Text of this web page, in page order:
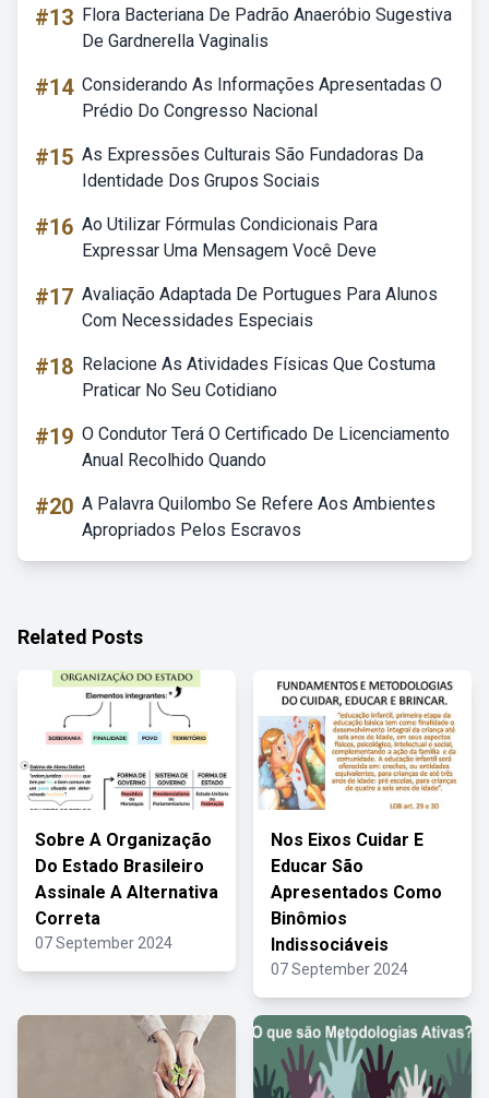
#13 Flora Bacteriana De Padrão Anaeróbio Sugestiva
De Gardnerella Vaginalis
#14 Considerando As Informações Apresentadas O
Prédio Do Congresso Nacional
#15 As Expressões Culturais São Fundadoras Da
Identidade Dos Grupos Sociais
#16 Ao Utilizar Fórmulas Condicionais Para
Expressar Uma Mensagem Você Deve
#17 Avaliação Adaptada De Portugues Para Alunos
Com Necessidades Especiais
#18 Relacione As Atividades Físicas Que Costuma
Praticar No Seu Cotidiano
#19 O Condutor Terá O Certificado De Licenciamento
Anual Recolhido Quando
#20 A Palavra Quilombo Se Refere Aos Ambientes
Apropriados Pelos Escravos
Related Posts
Sobre A Organização
Do Estado Brasileiro
Assinale A Alternativa
Correta
07 September 2024
Nos Eixos Cuidar E
Educar São
Apresentados Como
Binômios
Indissociáveis
07 September 2024